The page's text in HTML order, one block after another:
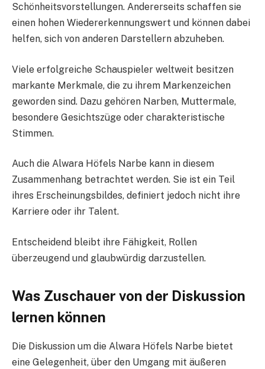
Schönheitsvorstellungen. Andererseits schaffen sie
einen hohen Wiedererkennungswert und können dabei
helfen, sich von anderen Darstellern abzuheben.
Viele erfolgreiche Schauspieler weltweit besitzen
markante Merkmale, die zu ihrem Markenzeichen
geworden sind. Dazu gehören Narben, Muttermale,
besondere Gesichtszüge oder charakteristische
Stimmen.
Auch die Alwara Höfels Narbe kann in diesem
Zusammenhang betrachtet werden. Sie ist ein Teil
ihres Erscheinungsbildes, definiert jedoch nicht ihre
Karriere oder ihr Talent.
Entscheidend bleibt ihre Fähigkeit, Rollen
überzeugend und glaubwürdig darzustellen.
Was Zuschauer von der Diskussion
lernen können
Die Diskussion um die Alwara Höfels Narbe bietet
eine Gelegenheit, über den Umgang mit äußeren